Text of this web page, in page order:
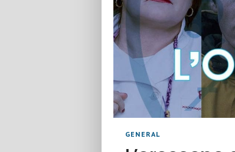
GENERAL